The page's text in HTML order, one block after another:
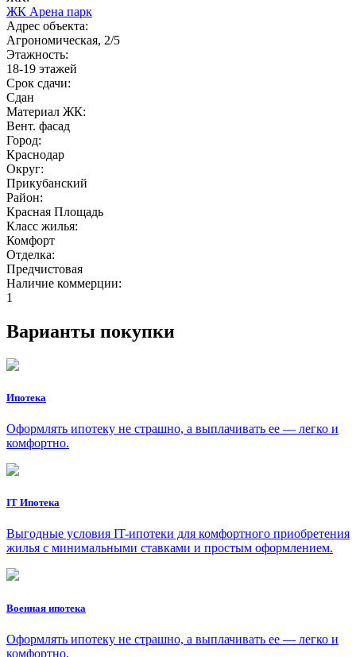
ЖК Арена парк
Адрес объекта:
Агрономическая, 2/5
Этажность:
18-19 этажей
Срок сдачи:
Сдан
Материал ЖК:
Вент. фасад
Город:
Краснодар
Округ:
Прикубанский
Район:
Красная Площадь
Класс жилья:
Комфорт
Отделка:
Предчистовая
Наличие коммерции:
1
Варианты покупки
Ипотека
Оформлять ипотеку не страшно, а выплачивать ее — легко и
комфортно.
IT Ипотека
Выгодные условия IT-ипотеки для комфортного приобретения
жилья с минимальными ставками и простым оформлением.
Военная ипотека
Оформлять ипотеку не страшно, а выплачивать ее — легко и
комфортно.